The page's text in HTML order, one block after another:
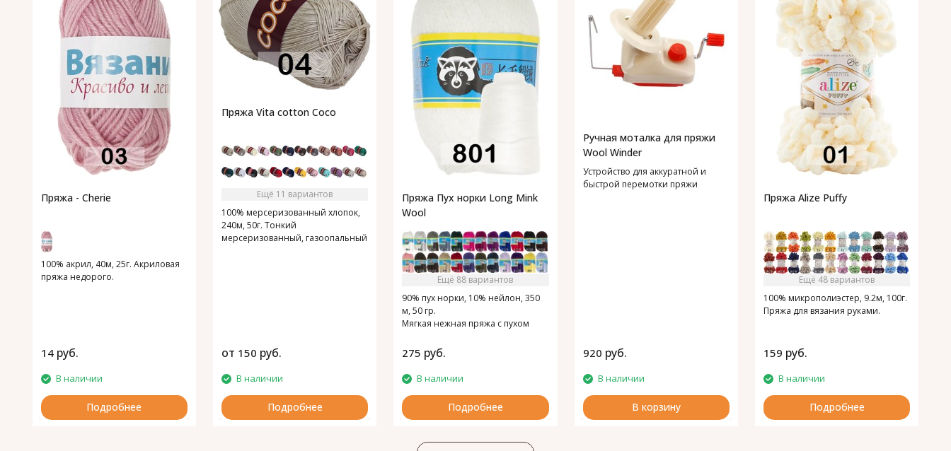
Пряжа - Cherie
100% акрил, 40м, 25г. Акриловая
пряжа недорого.
14 руб.
В наличии
Подробнее
Пряжа Vita cotton Coco
Ещё 11 вариантов
100% мерсеризованный хлопок,
240м, 50г. Тонкий
мерсеризованный, газоопальный
от 150 руб.
В наличии
Подробнее
Пряжа Пух норки Long Mink
Wool
Ещё 88 вариантов
90% пух норки, 10% нейлон, 350
м, 50 гр.
Мягкая нежная пряжа с пухом
275 руб.
В наличии
Подробнее
Ручная моталка для пряжи
Wool Winder
Устройство для аккуратной и
быстрой перемотки пряжи
920 руб.
В наличии
В корзину
Пряжа Alize Puffy
Ещё 48 вариантов
100% микрополиэстер, 9.2м, 100г.
Пряжа для вязания руками.
159 руб.
В наличии
Подробнее